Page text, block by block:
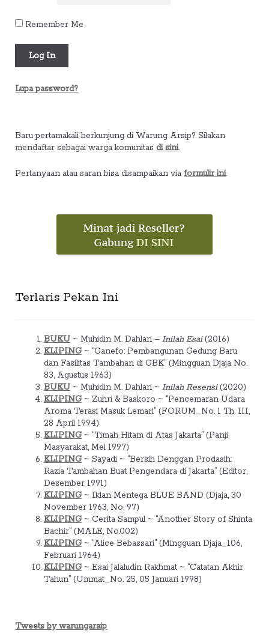
Remember Me
Lupa password?
Baru pertamakali berkunjung di Warung Arsip? Silakan
mendaftar sebagai warga komunitas di sini.
Pertanyaan atau saran bisa disampaikan viaformulir ini.
Terlaris Pekan Ini
BUKU~ Muhidin M. Dahlan – Inilah Esai(2016)
KLIPING~ “Ganefo: Pembangunan Gedung Baru
dan Fasilitas Tambahan di GBK” (Mingguan Djaja No.
83, Agustus 1963)
BUKU~ Muhidin M. Dahlan ~ Inilah Resensi(2020)
KLIPING~ Zuhri & Baskoro ~ “Pencemaran Udara
Aroma Terasi Masuk Lemari” (FORUM_No. 1 Th. III,
28 April 1994)
KLIPING~ “Timah Hitam di Atas Jakarta” (Panji
Masyarakat, Mei 1997)
KLIPING~ Sayadi ~ “Bersih Denggan Prodasih:
Razia Tambahan Buat Pengendara di Jakarta” (Editor,
Desember 1991)
KLIPING~ Iklan Mentega BLUE BAND (Djaja, 30
November 1963, No. 97)
KLIPING~ Cerita Sampul ~ “Another Story of Shinta
Bachir” (MALE, No.002)
KLIPING~ “Alice Bebassari” (Mingguan Djaja_106,
Februari 1964)
KLIPING~ Esai Jalaludin Rakhmat ~ “Catatan Akhir
Tahun” (Ummat_No. 25, 05 Januari 1998)
Tweets by warungarsip